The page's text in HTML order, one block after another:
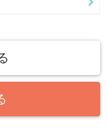
ください♪